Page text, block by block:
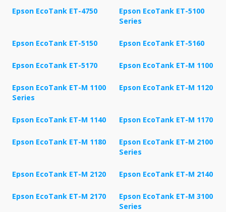
Epson EcoTank ET-4750
Epson EcoTank ET-5100
Series
Epson EcoTank ET-5150 Epson EcoTank ET-5160
Epson EcoTank ET-5170 Epson EcoTank ET-M 1100
Epson EcoTank ET-M 1100
Series
Epson EcoTank ET-M 1120
Epson EcoTank ET-M 1140 Epson EcoTank ET-M 1170
Epson EcoTank ET-M 1180
Epson EcoTank ET-M 2100
Series
Epson EcoTank ET-M 2120 Epson EcoTank ET-M 2140
Epson EcoTank ET-M 2170
Epson EcoTank ET-M 3100
Series